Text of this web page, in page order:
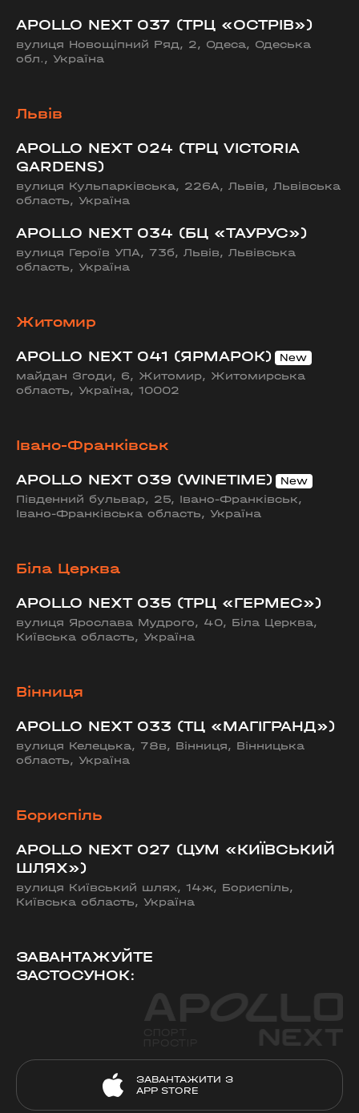
APOLLO NEXT 037 (ТРЦ «ОСТРІВ»)
вулиця Новощіпний Ряд, 2, Одеса, Одеська
обл., Україна
Львів
APOLLO NEXT 024 (ТРЦ VICTORIA
GARDENS)
вулиця Кульпарківська, 226А, Львів, Львівська
область, Україна
APOLLO NEXT 034 (БЦ «ТАУРУС»)
вулиця Героїв УПА, 73б, Львів, Львівська
область, Україна
Житомир
APOLLO NEXT 041 (ЯРМАРОК)
майдан Згоди, 6, Житомир, Житомирська
область, Україна, 10002
Івано-Франківськ
APOLLO NEXT 039 (WINETIME)
Південний бульвар, 25, Івано-Франківськ,
Івано-Франківська область, Україна
Біла Церква
APOLLO NEXT 035 (ТРЦ «ГЕРМЕС»)
вулиця Ярослава Мудрого, 40, Біла Церква,
Київська область, Україна
Вінниця
APOLLO NEXT 033 (ТЦ «МАГІГРАНД»)
вулиця Келецька, 78в, Вінниця, Вінницька
область, Україна
Бориспіль
APOLLO NEXT 027 (ЦУМ «КИЇВСЬКИЙ
ШЛЯХ»)
вулиця Київський шлях, 14ж, Бориспіль,
Київська область, Україна
ЗАВАНТАЖУЙТЕ
ЗАСТОСУНОК:
ЗАВАНТАЖИТИ З
APP STORE